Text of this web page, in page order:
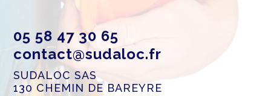
05 58 47 30 65
contact@sudaloc.fr
SUDALOC SAS
130 CHEMIN DE BAREYRE